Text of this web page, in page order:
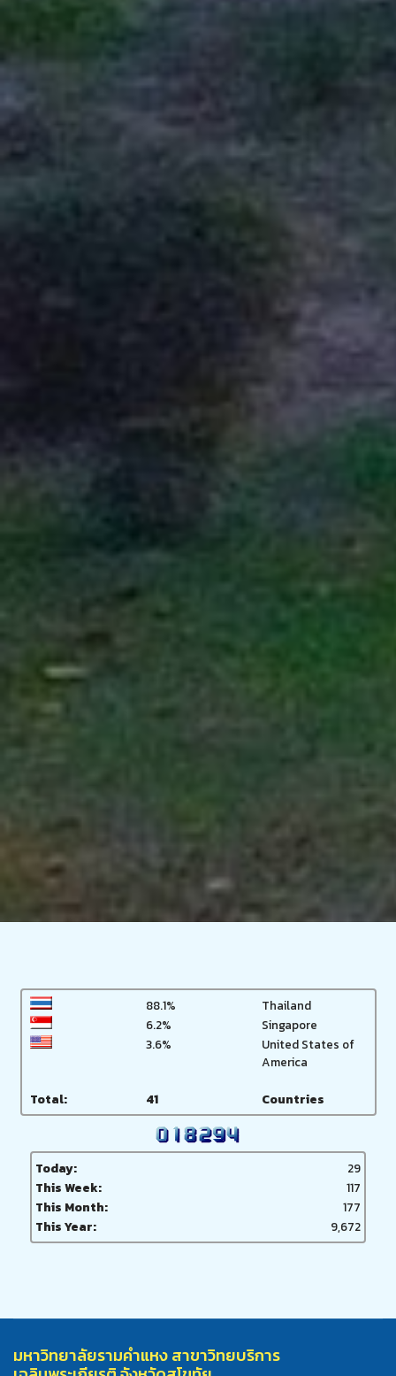
88.1%
Thailand
6.2%
Singapore
3.6%
United States of
America
Total: 41 Countries
Today:
29
This Week:
117
This Month:
177
This Year:
9,672
มหาวิทยาลัยรามคำแหง สาขาวิทยบริการ